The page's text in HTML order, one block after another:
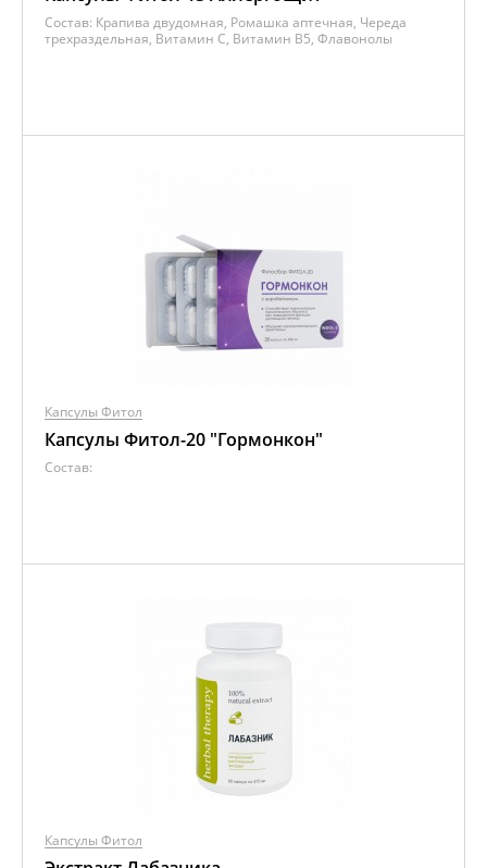
Состав: Крапива двудомная, Ромашка аптечная, Череда
трехраздельная, Витамин C, Витамин B5, Флавонолы
Капсулы Фитол
Капсулы Фитол-20 "Гормонкон"
Состав:
Капсулы Фитол